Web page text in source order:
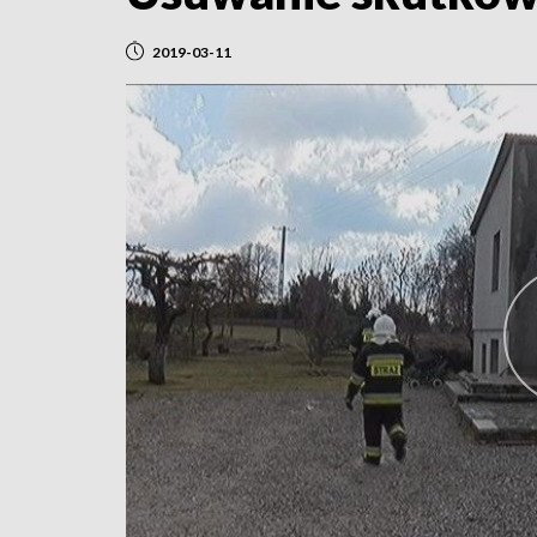
2019-03-11